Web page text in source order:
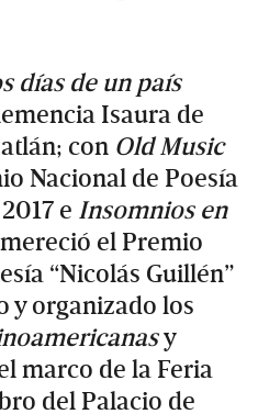
días de un país
Isaura de
con Old Music
Nacional de Poesía
e Insomnios en
el Premio
“Nicolás Guillén”
y organizado los
y
marco de la Feria
del Palacio de